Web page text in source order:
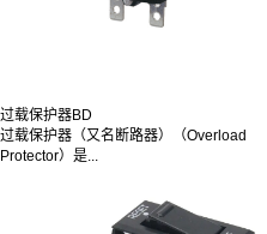
过载保护器BD
过载保护器（又名断路器）（Overload
Protector）是...